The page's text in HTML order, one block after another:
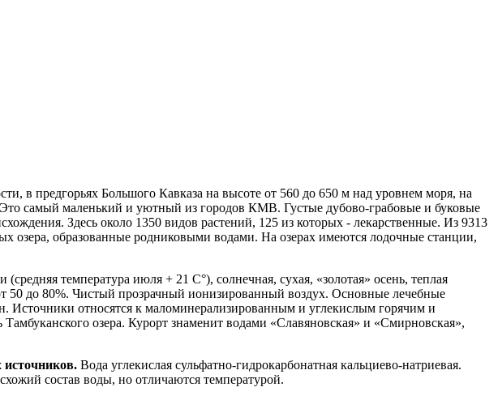
в предгорьях Большого Кавказа на высоте от 560 до 650 м над уровнем моря, на
самый маленький и уютный из городов КМВ. Густые дубово-грабовые и буковые
Здесь около 1350 видов растений, 125 из которых - лекарственные. Из 9313
озера, образованные родниковыми водами. На озерах имеются лодочные станции,
температура июля + 21 С°), солнечная, сухая, «золотая» осень, теплая
50 до 80%. Чистый прозрачный ионизированный воздух. Основные лечебные
Источники относятся к маломинерализированным и углекислым горячим и
озера. Курорт знаменит водами «Славяновская» и «Смирновская»,
Вода углекислая сульфатно-гидрокарбонатная кальциево-натриевая.
состав воды, но отличаются температурой.